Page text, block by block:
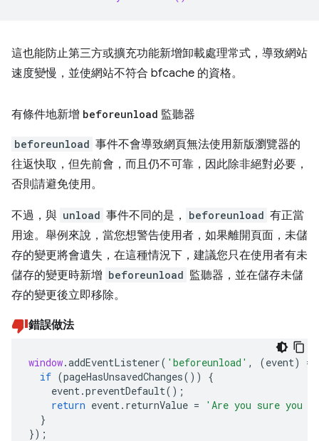
這也能防止第三方或擴充功能新增卸載處理常式，導致網站
速度變慢，並使網站不符合 bfcache 的資格。
有條件地新增 beforeunload 監聽器
beforeunload 事件不會導致網頁無法使用新版瀏覽器的
往返快取，但先前會，而且仍不可靠，因此除非絕對必要，
否則請避免使用。
不過，與 unload 事件不同的是， beforeunload 有正當
用途。舉例來說，當您想警告使用者，如果離開頁面，未儲
存的變更將會遺失，在這種情況下，建議您只在使用者有未
儲存的變更時新增 beforeunload 監聽器，並在儲存未儲
存的變更後立即移除。
錯誤做法
window.addEventListener( 'beforeunload' , (event)
=>
if (pageHasUnsavedChanges())
{
event.preventDefault();
return event. returnValue =
'Are you sure you
}
});